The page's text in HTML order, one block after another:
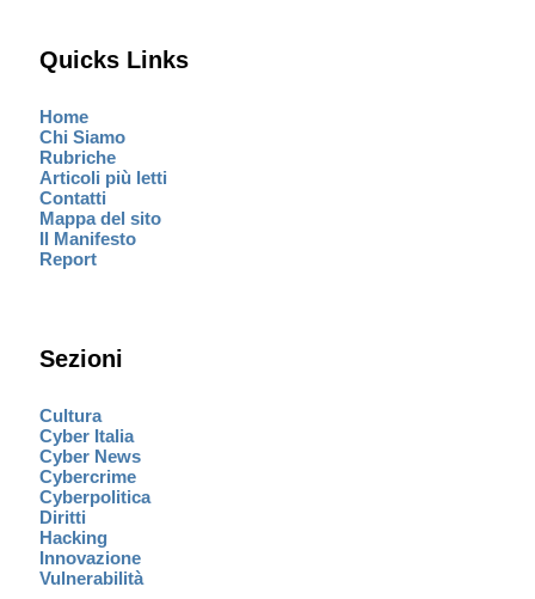
Quicks Links
Home
Chi Siamo
Rubriche
Articoli più letti
Contatti
Mappa del sito
Il Manifesto
Report
Sezioni
Cultura
Cyber Italia
Cyber News
Cybercrime
Cyberpolitica
Diritti
Hacking
Innovazione
Vulnerabilità